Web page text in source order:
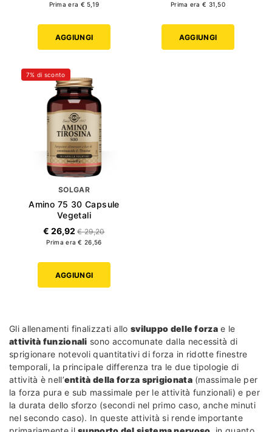
Prima era € 5,19
AGGIUNGI
Prima era € 31,50
AGGIUNGI
7% di sconto
SOLGAR
Amino 75 30 Capsule
Vegetali
€ 26,92€ 29,20
Prima era € 26,56
AGGIUNGI
Gli allenamenti finalizzati allo sviluppo delle forzae le
attività funzionali sono accomunate dalla necessità di
sprigionare notevoli quantitativi di forza in ridotte finestre
temporali, la principale differenza tra le due tipologie di
attività è nell’entità della forza sprigionata(massimale per
la forza pura e sub massimale per le attività funzionali) e per
la durata dello sforzo (secondi nel primo caso, anche minuti
nel secondo caso). In queste attività si rende importante